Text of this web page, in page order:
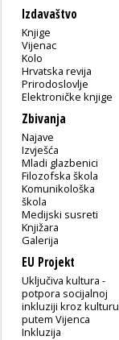
Izdavaštvo
Knjige
Vijenac
Kolo
Hrvatska revija
Prirodoslovlje
Elektroničke knjige
Zbivanja
Najave
Izvješća
Mladi glazbenici
Filozofska škola
Komunikološka
škola
Medijski susreti
Knjižara
Galerija
EU Projekt
Uključiva kultura -
potpora socijalnoj
inkluziji kroz kulturu
putem Vijenca
Inkluzija